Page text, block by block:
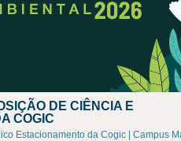
DE CIÊNCIA E
COGIC
Estacionamento da Cogic | Campus